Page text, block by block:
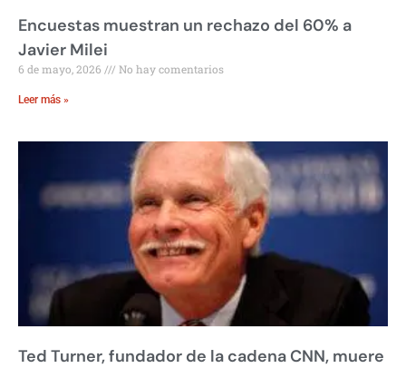
Encuestas muestran un rechazo del 60% a
Javier Milei
6 de mayo, 2026 No hay comentarios
Leer más »
Ted Turner, fundador de la cadena CNN, muere